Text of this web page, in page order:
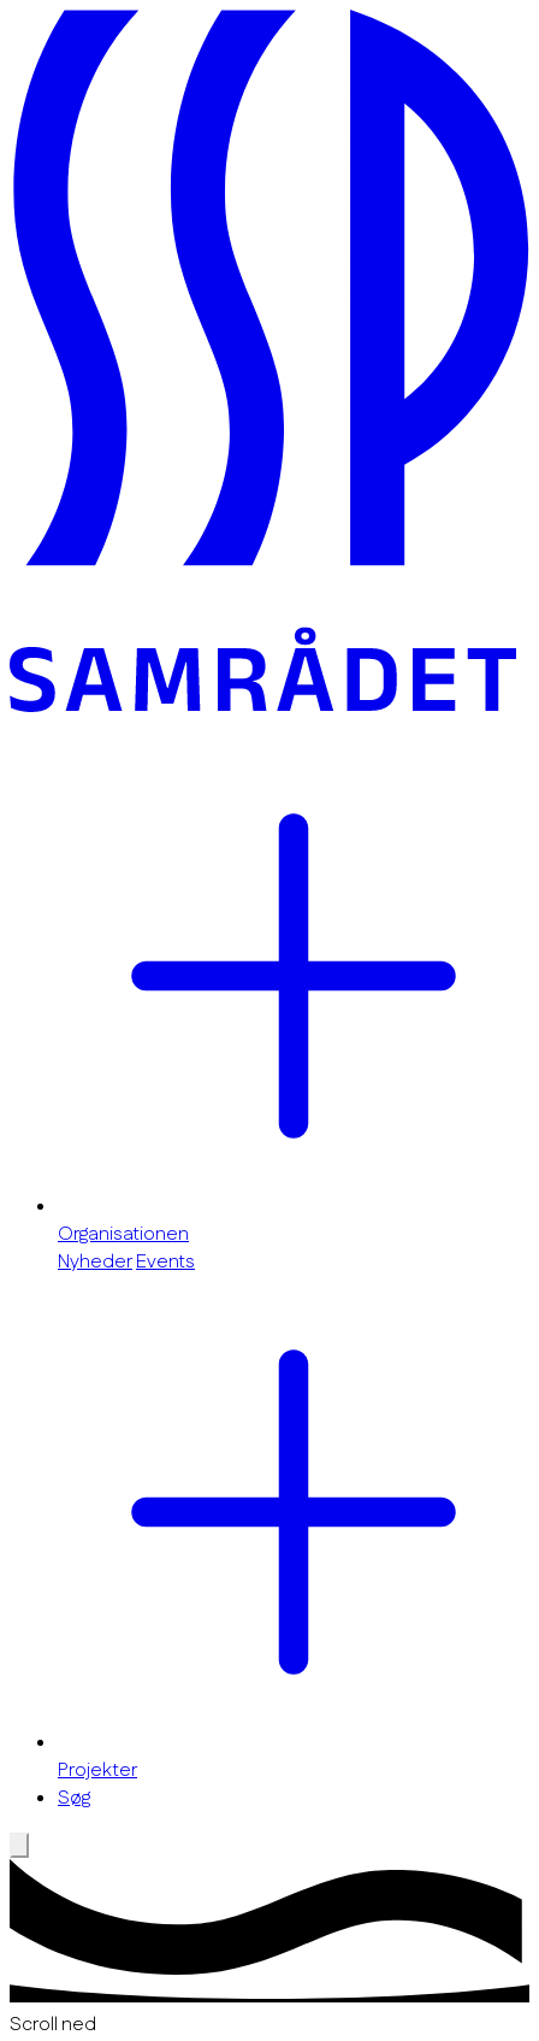
Organisationen
NyhederEvents
Projekter
Søg
Scroll ned